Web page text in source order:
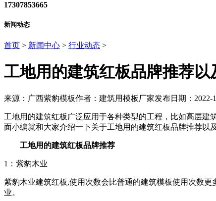
17307853665
新闻动态
首页 > 新闻中心 > 行业动态 >
工地用的建筑红板品牌推荐以
来源：广西紫豹模板作者：建筑用模板厂家发布日期：2022-
工地用的建筑红板广泛应用于各种类型的工程，比如高层
面小编就和大家介绍一下关于工地用的建筑红板品牌推荐以
工地用的建筑红板品牌推荐
1：紫豹木业
紫豹木业建筑红板,使用次数会比普通的建筑模板使用次数
业。